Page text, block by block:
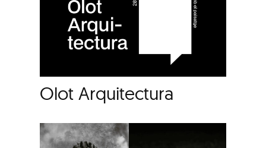
Olot Arquitectura